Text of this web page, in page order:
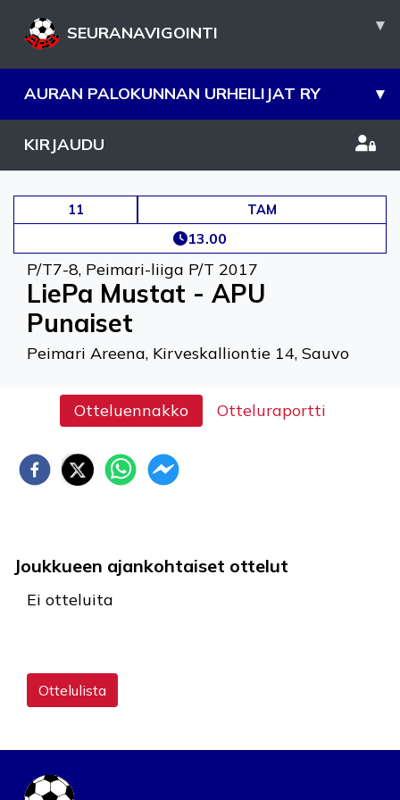
SEURANAVIGOINTI ▾
AURAN PALOKUNNAN URHEILIJAT RY ▾
KIRJAUDU
11 TAM
13.00
P/T7-8, Peimari-liiga P/T 2017
LiePa Mustat - APU
Punaiset
Peimari Areena, Kirveskalliontie 14, Sauvo
Otteluennakko Otteluraportti
Joukkueen ajankohtaiset ottelut
Ei otteluita
Ottelulista